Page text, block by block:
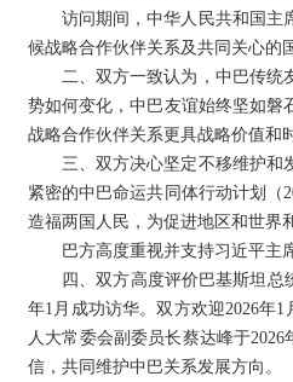
访问期间，中华人民共和国主
候战略合作伙伴关系及共同关心的
二、双方一致认为，中巴传统
势如何变化，中巴友谊始终坚如磐
战略合作伙伴关系更具战略价值和
三、双方决心坚定不移维护和
紧密的中巴命运共同体行动计划（
造福两国人民，为促进地区和世界
巴方高度重视并支持习近平主
四、双方高度评价巴基斯坦总
年1月成功访华。双方欢迎2026年
人大常委会副委员长蔡达峰于
信，共同维护中巴关系发展方向。